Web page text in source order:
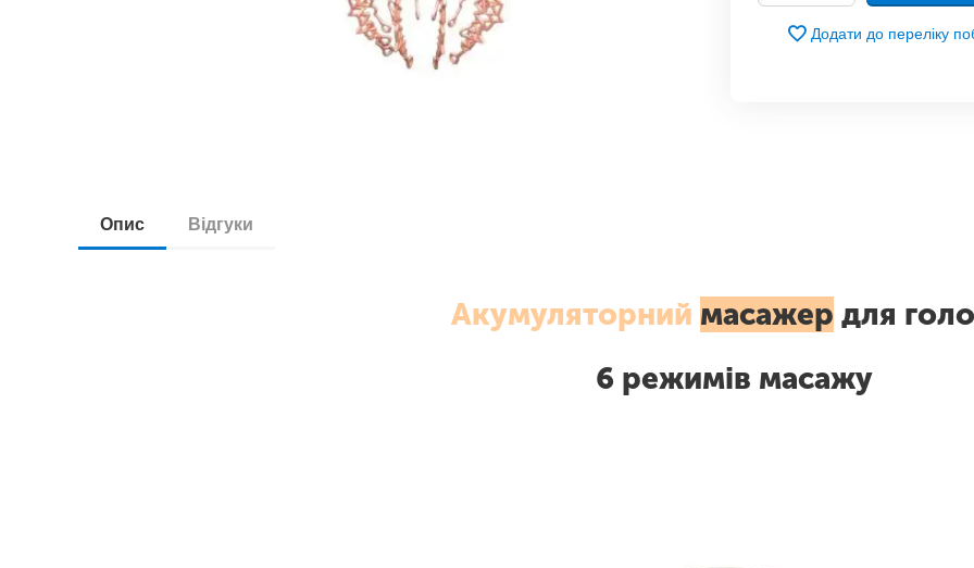
Додати до переліку
Опис Відгуки
Акумуляторний масажер для
6 режимів масажу